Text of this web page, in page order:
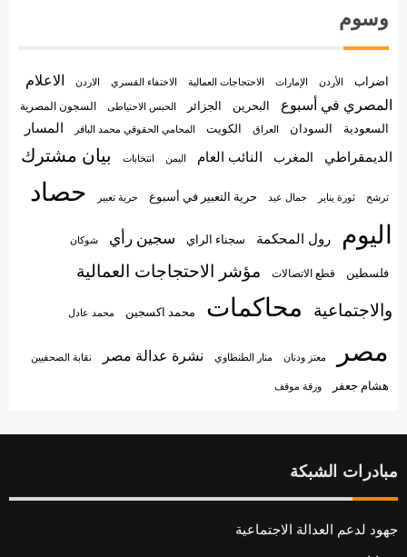
وسوم
اضراب الأردن الإمارات الاحتجاجات العمالية الاختفاء القسري الاردن
الاعلام
المصري في أسبوع
البحرين الجزائر الحبس الاحتياطى السجون المصرية
السعودية السودان العراق الكويت المحامي الحقوقي محمد الباقر
المسار
الديمقراطي
المغرب النائب العام اليمن انتخابات بيان مشترك
ترشح ثورة يناير جمال عيد حرية التعبير في أسبوع حرية تعبير
حصاد
اليوم
رول المحكمة سجناء الراي سجين رأي شوكان
فلسطين قطع الاتصالات مؤشر الاحتجاجات العمالية
والاجتماعية محاكمات محمد اكسجين محمد عادل
مصر معتز ودنان منار الطنطاوي نشرة عدالة مصر نقابة الصحفيين
هشام جعفر ورقة موقف
مبادرات الشبكة
جهود لدعم العدالة الاجتماعية